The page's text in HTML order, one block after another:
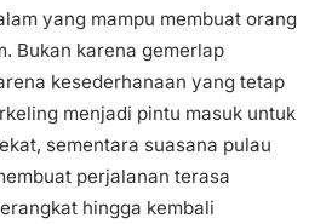
yang mampu membuat orang
Bukan karena gemerlap
kesederhanaan yang tetap
menjadi pintu masuk untuk
sementara suasana pulau
perjalanan terasa
hingga kembali